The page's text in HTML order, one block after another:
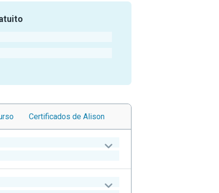
Certificados de Alison